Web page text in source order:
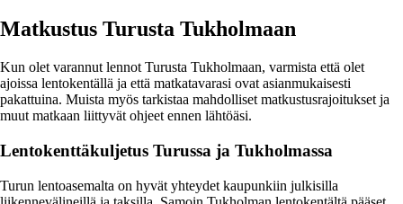
Matkustus Turusta Tukholmaan
Kun olet varannut lennot Turusta Tukholmaan, varmista että olet
ajoissa lentokentällä ja että matkatavarasi ovat asianmukaisesti
pakattuina. Muista myös tarkistaa mahdolliset matkustusrajoitukset ja
muut matkaan liittyvät ohjeet ennen lähtöäsi.
Lentokenttäkuljetus Turussa ja Tukholmassa
Turun lentoasemalta on hyvät yhteydet kaupunkiin julkisilla